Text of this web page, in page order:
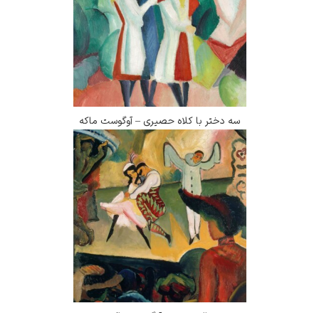
سه دختر با کلاه حصیری – آوگوست ماکه